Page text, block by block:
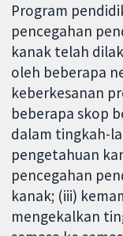
Program
pencegahan
kanak telah
oleh beberapa
keberkesanan
beberapa skop
dalam tingkah-
pengetahuan
pencegahan
kanak; (iii)
mengekalkan